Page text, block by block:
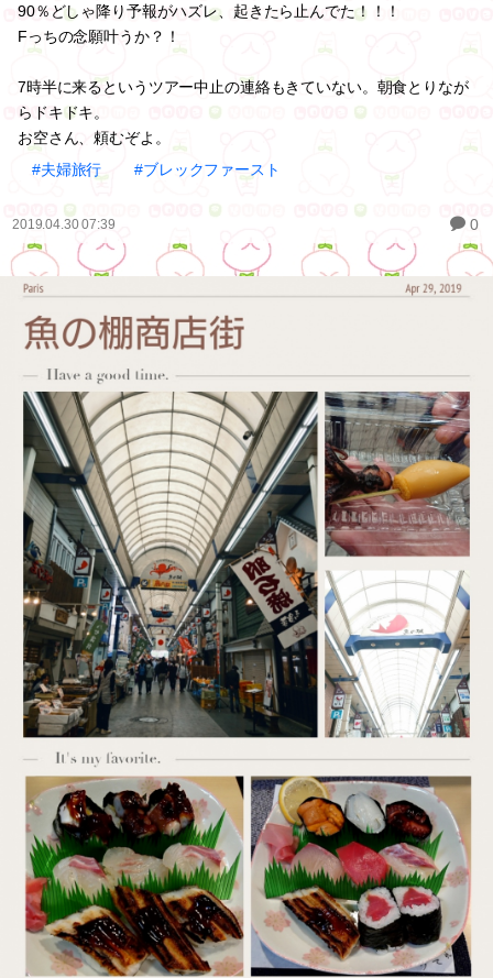
90％どしゃ降り予報がハズレ、起きたら止んでた！！！
Fっちの念願叶うか？！
7時半に来るというツアー中止の連絡もきていない。朝食とりなが
らドキドキ。
お空さん、頼むぞよ。
#夫婦旅行
#ブレックファースト
2019.04.30 07:39 0